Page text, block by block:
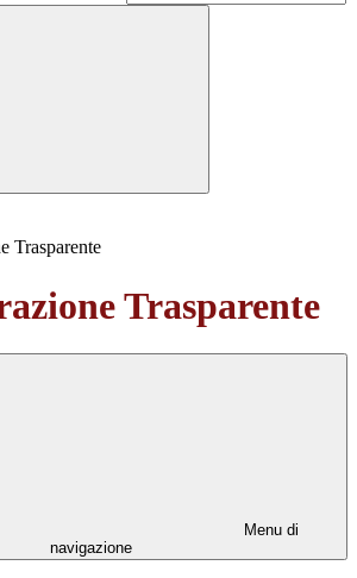
Trasparente
Trasparente
Menu di
navigazione